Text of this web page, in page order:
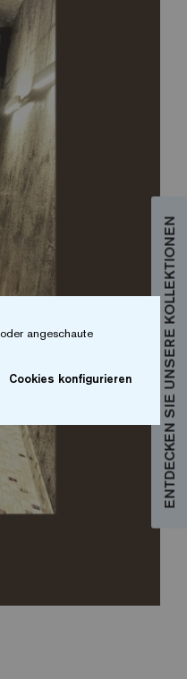
ENTDECKEN SIE UNSERE KOLLEKTIONEN
angeschaute
Cookies konfigurieren